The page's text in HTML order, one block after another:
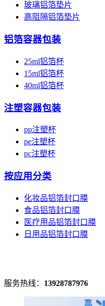
玻璃铝箔垫片
高阻隔铝箔垫片
铝箔容器包装
25ml铝箔杯
15ml铝箔杯
40ml铝箔杯
注塑容器包装
pp注塑杯
pe注塑杯
pc注塑杯
按应用分类
化妆品铝箔封口膜
食品铝箔封口膜
医疗用品铝箔封口膜
日用品铝箔封口膜
服务热线： 13928787976